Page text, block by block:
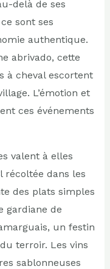
delà de ses
sont ses
authentique.
abrivado, cette
à cheval escortent
L’émotion et
ces événements
valent à elles
récoltée dans les
des plats simples
gardiane de
un festin
terroir. Les vins
sablonneuses